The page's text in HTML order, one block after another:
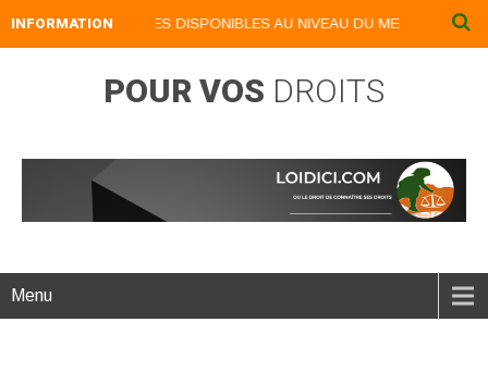
INFORMATION
NUMERIQUES DISPONIBLES AU NIVEAU DU MENU ...NOS
POUR VOS DROITS
Menu